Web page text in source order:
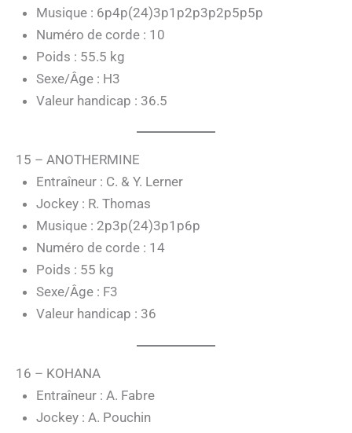
Musique : 6p4p(24)3p1p2p3p2p5p5p
Numéro de corde : 10
Poids : 55.5 kg
Sexe/Âge : H3
Valeur handicap : 36.5
15 – ANOTHERMINE
Entraîneur : C. & Y. Lerner
Jockey : R. Thomas
Musique : 2p3p(24)3p1p6p
Numéro de corde : 14
Poids : 55 kg
Sexe/Âge : F3
Valeur handicap : 36
16 – KOHANA
Entraîneur : A. Fabre
Jockey : A. Pouchin